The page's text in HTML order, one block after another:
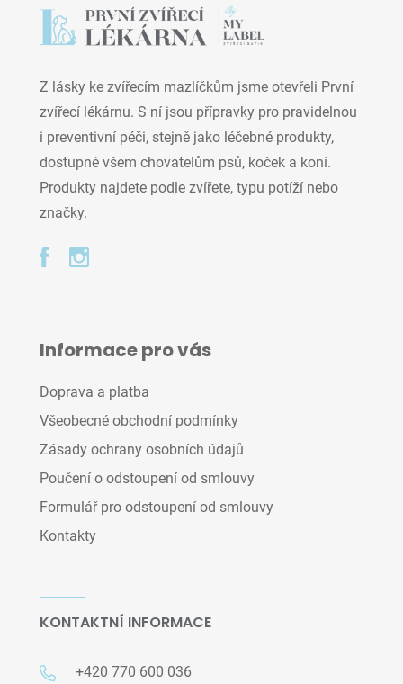
Z lásky ke zvířecím mazlíčkům jsme otevřeli První
zvířecí lékárnu. S ní jsou přípravky pro pravidelnou
i preventivní péči, stejně jako léčebné produkty,
dostupné všem chovatelům psů, koček a koní.
Produkty najdete podle zvířete, typu potíží nebo
značky.
Informace pro vás
Doprava a platba
Všeobecné obchodní podmínky
Zásady ochrany osobních údajů
Poučení o odstoupení od smlouvy
Formulář pro odstoupení od smlouvy
Kontakty
KONTAKTNÍ INFORMACE
+420 770 600 036